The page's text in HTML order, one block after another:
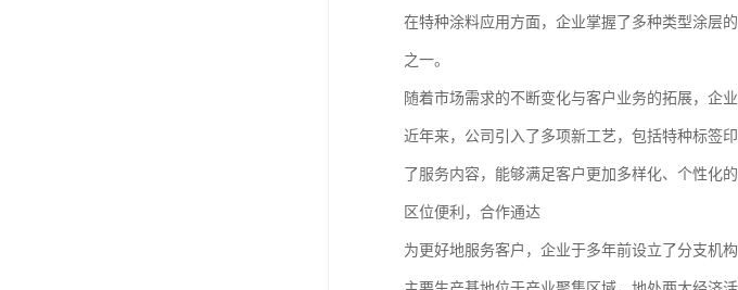
在特种涂料应用方面，企业掌握了多种类型涂层
之一。
随着市场需求的不断变化与客户业务的拓展，企
近年来，公司引入了多项新工艺，包括特种标签
了服务内容，能够满足客户更加多样化、个性化的
区位便利，合作通达
为更好地服务客户，企业于多年前设立了分支机